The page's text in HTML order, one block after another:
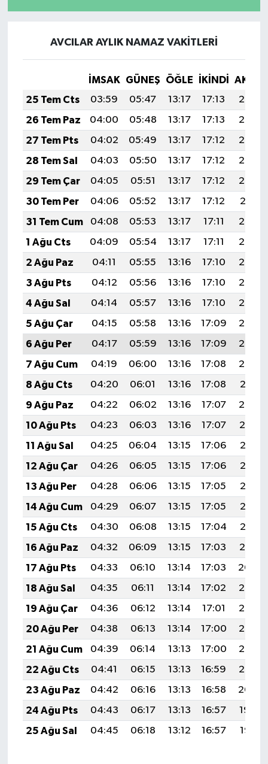
AVCILAR AYLIK NAMAZ VAKITLERI
İMSAK GÜNEŞ ÖĞLE İKINDI
25 Tem Cts
03:59 05:47 13:17 17:13
20:36
26 Tem Paz
04:00 05:48 13:17 17:13
20:35
27 Tem Pts
04:02 05:49 13:17 17:12
20:34
28 Tem Sal
04:03 05:50 13:17 17:12
20:33
29 Tem Çar
04:05 05:51 13:17 17:12
20:32
30 Tem Per
04:06 05:52 13:17 17:12
20:31
31 Tem Cum
04:08 05:53 13:17 17:11
20:30
1 Ağu Cts
04:09 05:54 13:17 17:11
20:29
2 Ağu Paz
04:11 05:55 13:16 17:10
20:28
3 Ağu Pts
04:12 05:56 13:16 17:10
20:27
4 Ağu Sal
04:14 05:57 13:16 17:10
20:26
5 Ağu Çar
04:15 05:58 13:16 17:09
20:25
6 Ağu Per
04:17 05:59 13:16 17:09
20:24
7 Ağu Cum
04:19 06:00 13:16 17:08
20:22
8 Ağu Cts
04:20 06:01 13:16 17:08
20:21
9 Ağu Paz
04:22 06:02 13:16 17:07
20:20
10 Ağu Pts
04:23 06:03 13:16 17:07
20:19
11 Ağu Sal
04:25 06:04 13:15 17:06
20:17
12 Ağu Çar
04:26 06:05 13:15 17:06
20:16
13 Ağu Per
04:28 06:06 13:15 17:05
20:15
14 Ağu Cum
04:29 06:07 13:15 17:05
20:13
15 Ağu Cts
04:30 06:08 13:15 17:04
20:12
16 Ağu Paz
04:32 06:09 13:15 17:03
20:10
17 Ağu Pts
04:33 06:10 13:14 17:03
20:09
18 Ağu Sal
04:35 06:11 13:14 17:02
20:08
19 Ağu Çar
04:36 06:12 13:14 17:01
20:06
20 Ağu Per
04:38 06:13 13:14 17:00
20:05
21 Ağu Cum
04:39 06:14 13:13 17:00
20:03
22 Ağu Cts
04:41 06:15 13:13 16:59
20:02
23 Ağu Paz
04:42 06:16 13:13 16:58
20:00
24 Ağu Pts
04:43 06:17 13:13 16:57
19:59
25 Ağu Sal
04:45 06:18 13:12 16:57 19:57